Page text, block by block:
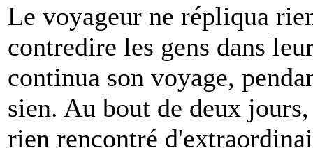
Le voyageur ne répliqua
contredire les gens dans
continua son voyage,
sien. Au bout de deux
rien rencontré